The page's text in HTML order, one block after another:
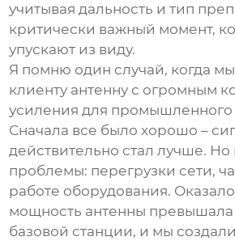
учитывая дальность и тип
критически важный момент,
упускают из виду.
Я помню один случай, когда
клиенту антенну с огромным
усиления для промышленного
Сначала все было хорошо –
действительно стал лучше. Но
проблемы: перегрузки сети,
работе оборудования.
мощность антенны
базовой станции, и мы создали